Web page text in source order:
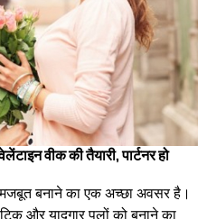
वीक की तैयारी, पार्टनर हो
बनाने का एक अच्छा अवसर है।
और यादगार पलों को बनाने का